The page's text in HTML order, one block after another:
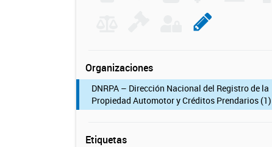
Organizaciones
DNRPA – Dirección Nacional del Registro de la
Propiedad Automotor y Créditos Prendarios (1)
Etiquetas